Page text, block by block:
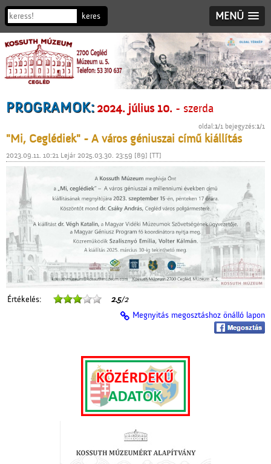
MENÜ
PROGRAMOK:2024. július 10. - szerda
oldal:1/1 bejegyzés:1/1
"Mi, Ceglédiek" - A város géniuszai című kiállítás
2023.09.11. 10:21 Lejár 2025.03.30. 23:59 [89] [TT]
Értékelés: 2.5/2
Megnyitás megosztáshoz önálló lapon